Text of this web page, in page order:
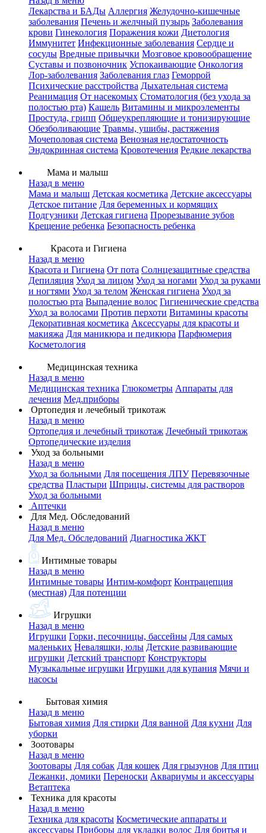
Лекарства и БАДы Аллергия Желудочно-кишечные
заболевания Печень и желчный пузырь Заболевания
крови Гинекология Поражения кожи Диетология
Иммунитет Инфекционные заболевания Сердце и
сосуды Вредные привычки Мозговое кровообращение
Суставы и позвоночник Успокаивающие Онкология
Лор-заболевания Заболевания глаз Геморрой
Психические расстройства Дыхательная система
Реанимация От насекомых Стоматология (без ухода за
полостью рта) Кашель Витамины и микроэлементы
Простуда, грипп Общеукрепляющие и тонизирующие
Обезболивающие Травмы, ушибы, растяжения
Мочеполовая система Венозная недостаточность
Эндокринная система Кровотечения Редкие лекарства
Мама и малыш
Назад в меню
Мама и малыш Детская косметика Детские аксессуары
Детское питание Для беременных и кормящих
Подгузники Детская гигиена Прорезывание зубов
Крещение ребенка Безопасность ребенка
Красота и Гигиена
Назад в меню
Красота и Гигиена От пота Солнцезащитные средства
Депиляция Уход за лицом Уход за ногами Уход за руками
и ногтями Уход за телом Женская гигиена Уход за
полостью рта Выпадение волос Гигиенические средства
Уход за волосами Против перхоти Витамины красоты
Декоративная косметика Аксессуары для красоты и
макияжа Для маникюра и педикюра Парфюмерия
Косметология
Медицинская техника
Назад в меню
Медицинская техника Глюкометры Аппараты для
лечения Мед.приборы
Ортопедия и лечебный трикотаж
Назад в меню
Ортопедия и лечебный трикотаж Лечебный трикотаж
Ортопедические изделия
Уход за больными
Назад в меню
Уход за больными Для посещения ЛПУ Перевязочные
средства Пластыри Шприцы, системы для растворов
Уход за больными
Аптечки
Для Мед. Обследований
Назад в меню
Для Мед. Обследований Диагностика ЖКТ
Интимные товары
Назад в меню
Интимные товары Интим-комфорт Контрацепция
(местная) Для потенции
Игрушки
Назад в меню
Игрушки Горки, песочницы, бассейны Для самых
маленьких Неваляшки, юлы Детские развивающие
игрушки Детский транспорт Конструкторы
Музыкальные игрушки Игрушки для купания Мячи и
насосы
Бытовая химия
Назад в меню
Бытовая химия Для стирки Для ванной Для кухни Для
уборки
Зоотовары
Назад в меню
Зоотовары Для собак Для кошек Для грызунов Для птиц
Лежанки, домики Переноски Аквариумы и аксессуары
Ветаптека
Техника для красоты
Назад в меню
Техника для красоты Косметические аппараты и
аксессуары Приборы для укладки волос Для бритья и